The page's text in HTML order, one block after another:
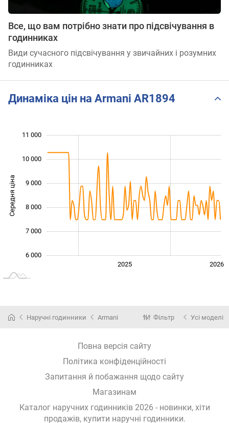
Все, що вам потрібно знати про підсвічування в
годинниках
Види сучасного підсвічування у звичайних і розумних
годинниках
Динаміка цін на Armani AR1894
Середня ціна
6 000
7 000
8 000
9 000
10 000
11 000
2025 2026
Наручні годинники Armani Фільтр Усі моделі
Повна версія сайту
Політика конфіденційності
Запитання й побажання щодо сайту
Магазинам
Каталог наручних годинників 2026 - новинки, хіти
продажів, купити наручні годинники.